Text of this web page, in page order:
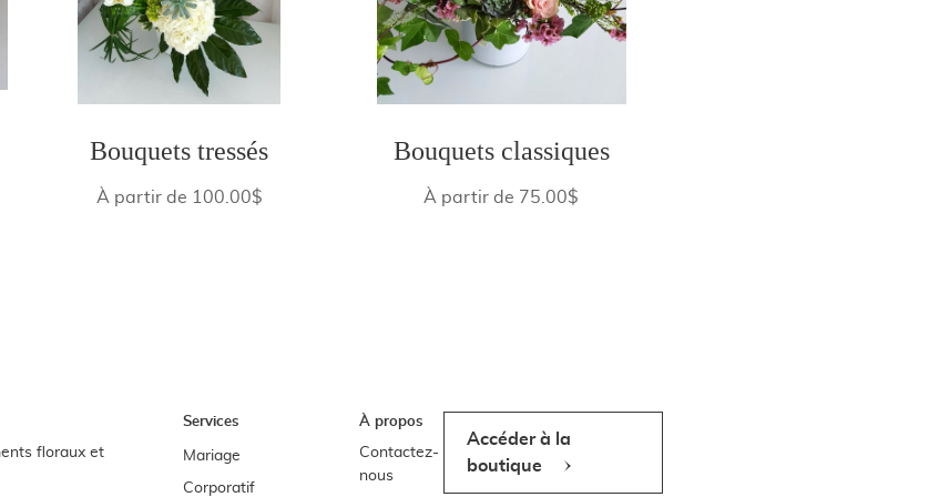
Bouquets tressés
À partir de 100.00$
Bouquets classiques
À partir de 75.00$
floraux et
Services
Mariage
Corporatif
À propos
Contactez-
nous
Accéder à la
boutique